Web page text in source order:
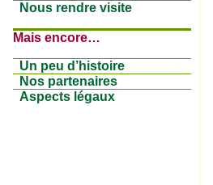
Nous rendre visite
Mais encore…
Un peu d’histoire
Nos partenaires
Aspects légaux